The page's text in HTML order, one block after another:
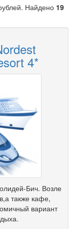
. Найдено 19
4*
Бич. Возле
также кафе,
вариант